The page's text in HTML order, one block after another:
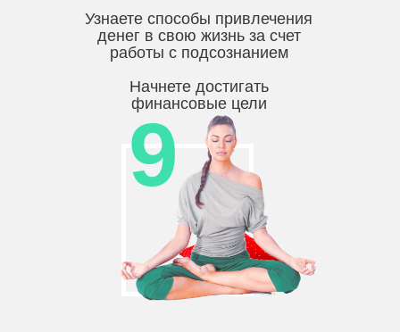
Узнаете способы привлечения
денег в свою жизнь за счет
работы с подсознанием
Начнете достигать
финансовые цели
9